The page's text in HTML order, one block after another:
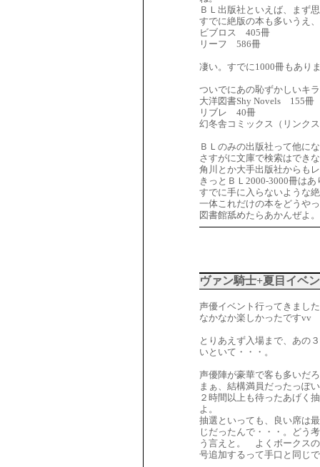
ＢＬ出版社といえば、まず
すでに絶版の本も多いうえ
ビブロス 405冊
リーフ 586冊
凄い。すでに1000冊もあり
ついでにあの恥ずかしいキ
大洋図書Shy Novels 155冊
リブレ 40冊
幻冬舎コミックス（リンク
ＢＬのみの出版社って他に
さすがに文庫で検索はでき
角川とか大手出版社からも
きっとＢＬ2000-3000冊は
すでに手に入らないような
一体これだけの本をどうや
図書館舐めたらあかんぜよ。
ヴァン騎士+夏目イベ
声優イベント行ってきまし
なかなか楽しかったですvv
とりあえず入場まで、あの
いといて・・・。
声優陣が豪華で客も多いだ
まぁ、結構満員だったっぽ
２時間以上も待ったあげく
よ。
抽選といっても、良い席は
じだったんで・・・。どう
う言えと。 よくボークス
号追加するって手口と同じ